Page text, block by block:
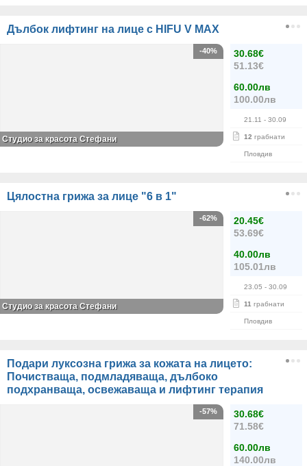
Дълбок лифтинг на лице с HIFU V MAX
30.68€
51.13€
60.00лв
100.00лв
21.11 - 30.09
12 грабнати
Пловдив
-40%
Студио за красота Стефани
Цялостна грижа за лице "6 в 1"
20.45€
53.69€
40.00лв
105.01лв
23.05 - 30.09
11 грабнати
Пловдив
-62%
Студио за красота Стефани
Подари луксозна грижа за кожата на лицето:
Почистваща, подмладяваща, дълбоко
подхранваща, освежаваща и лифтинг терапия
30.68€
71.58€
60.00лв
140.00лв
-57%